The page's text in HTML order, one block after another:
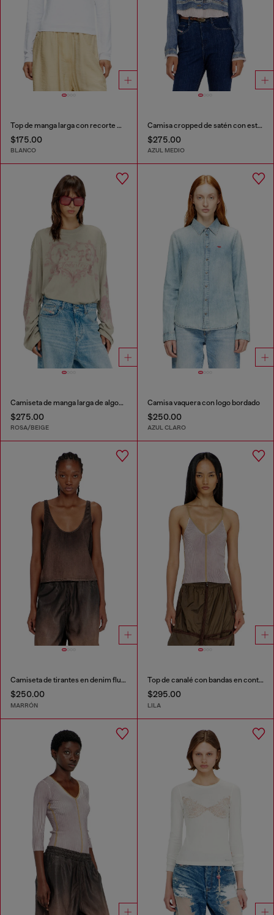
Top de manga larga con recorte Oval D
$175.00
BLANCO
Camisa cropped de satén con estampado denim trompe-l’oeil
$275.00
AZUL MEDIO
Camiseta de manga larga de algodón con estampado gráfico
$275.00
ROSA/BEIGE
Camisa vaquera con logo bordado
$250.00
AZUL CLARO
Camiseta de tirantes en denim fluido con lavado oscuro
$250.00
MARRÓN
Top de canalé con bandas en contraste
$295.00
LILA